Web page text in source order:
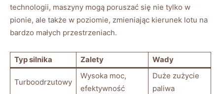
technologii, maszyny mogą⁢ poruszać się nie tylko w
pionie, ale także w poziomie, zmieniając kierunek ⁢lotu na
bardzo małych przestrzeniach.
Typ silnika Zalety Wady
Turboodrzutowy
Wysoka moc,⁢
efektywność
Duże zużycie
paliwa